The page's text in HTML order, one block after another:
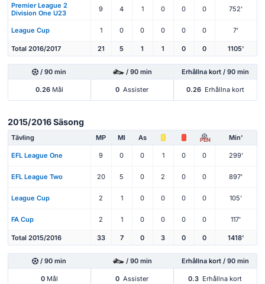
Premier League 2
Division One U23
9 4 1 0 0 0 752'
League Cup 1 0 0 0 0 0 7'
Total 2016/2017 21 5 1 1 0 0 1105'
/ 90 min / 90 min Erhållna kort / 90 min
0.26Mål 0 Assister 0.26 Erhållna kort
2015/2016 Säsong
Tävling MP Ml As PEN Min'
EFL League One 9 0 0 1 0 0 299'
EFL League Two 20 5 0 2 0 0 897'
League Cup 2 1 0 0 0 0 105'
FA Cup 2 1 0 0 0 0 117'
Total 2015/2016 33 7 0 3 0 0 1418'
/ 90 min / 90 min Erhållna kort / 90 min
0Mål 0 Assister 0.3 Erhållna kort